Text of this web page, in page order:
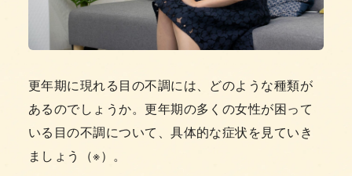
更年期に現れる目の不調には、どのような種類が
あるのでしょうか。更年期の多くの女性が困って
いる目の不調について、具体的な症状を見ていき
ましょう（※）。